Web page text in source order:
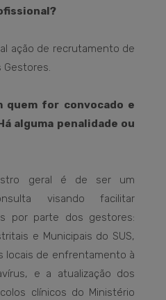
ação de recrutamento de
Gestores.
quem for convocado e
alguma penalidade ou
geral é de ser um
visando facilitar
por parte dos gestores:
e Municipais do SUS,
locais de enfrentamento à
e a atualização dos
clínicos do Ministério